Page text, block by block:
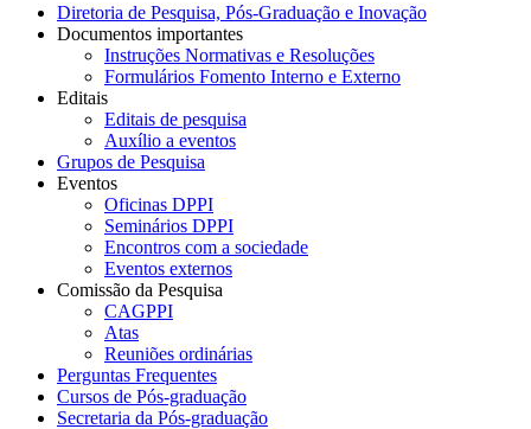
Diretoria de Pesquisa, Pós-Graduação e Inovação
Documentos importantes
Instruções Normativas e Resoluções
Formulários Fomento Interno e Externo
Editais
Editais de pesquisa
Auxílio a eventos
Grupos de Pesquisa
Eventos
Oficinas DPPI
Seminários DPPI
Encontros com a sociedade
Eventos externos
Comissão da Pesquisa
CAGPPI
Atas
Reuniões ordinárias
Perguntas Frequentes
Cursos de Pós-graduação
Secretaria da Pós-graduação